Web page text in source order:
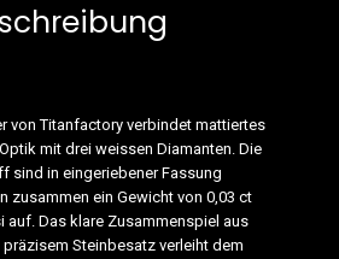
von Titanfactory verbindet mattiertes
mit drei weissen Diamanten. Die
sind in eingeriebener Fassung
zusammen ein Gewicht von 0,03 ct
auf. Das klare Zusammenspiel aus
Steinbesatz verleiht dem